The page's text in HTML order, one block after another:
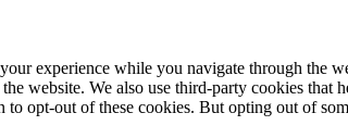
experience while you navigate through the
website. We also use third-party cookies
to opt-out of these cookies. But opting out of